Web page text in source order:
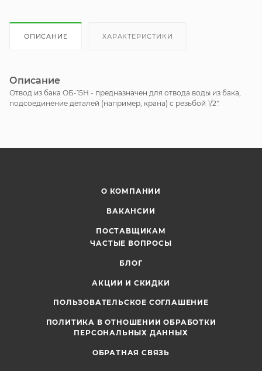
ОПИСАНИЕ ХАРАКТЕРИСТИКИ
Описание
Отвод из бака ОБ-15Н - предназначен для отвода воды из бака,
подсоединение деталей (например, крана) с резьбой 1/2".
О КОМПАНИИ
ВАКАНСИИ
ПОСТАВЩИКАМ
ЧАСТЫЕ ВОПРОСЫ
БЛОГ
АКЦИИ И СКИДКИ
ПОЛЬЗОВАТЕЛЬСКОЕ СОГЛАШЕНИЕ
ПОЛИТИКА В ОТНОШЕНИИ ОБРАБОТКИ
ПЕРСОНАЛЬНЫХ ДАННЫХ
ОБРАТНАЯ СВЯЗЬ